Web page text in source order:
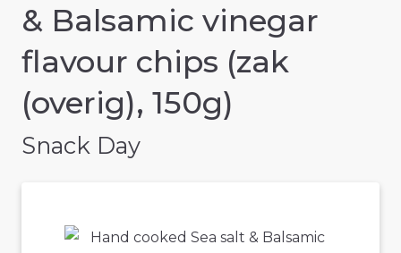
& Balsamic vinegar
flavour chips (zak
(overig), 150g)
Snack Day